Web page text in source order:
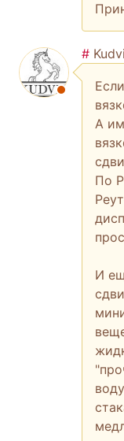
#
А
По
И